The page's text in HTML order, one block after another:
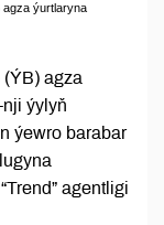
agza ýurtlaryna
agza
ýylyň
ýewro barabar
agentligi